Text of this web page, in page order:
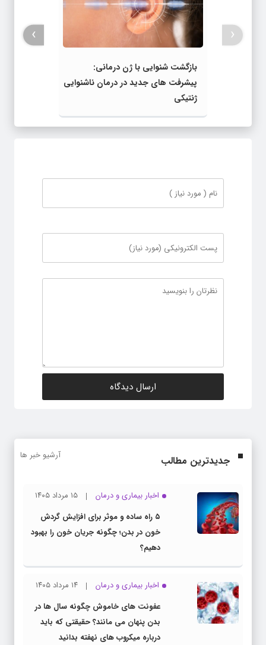
بازگشت شنوایی با ژن‌ درمانی:
پیشرفت‌ های جدید در درمان ناشنوایی
ژنتیکی
‹
›
جدیدترین مطالب آرشیو خبر ها
اخبار بیماری و درمان
۱۵ مرداد ۱۴۰۵
۵ راه ساده و موثر برای افزایش گردش
خون در بدن؛ چگونه جریان خون را بهبود
دهیم؟
اخبار بیماری و درمان
۱۴ مرداد ۱۴۰۵
عفونت های خاموش چگونه سال ها در
بدن پنهان می مانند؟ حقیقتی که باید
درباره میکروب های نهفته بدانید